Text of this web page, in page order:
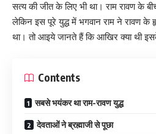
सत्य की जीत के लिए भी था। राम रावण के
लेकिन इस पूरे युद्ध में भगवान राम ने रावण के
था। तो आइये जानते हैं कि आखिर क्या थी
Contents
सबसे भयंकर था राम-रावण युद्ध
देवताओं ने ब्रह्माजी से पूछा